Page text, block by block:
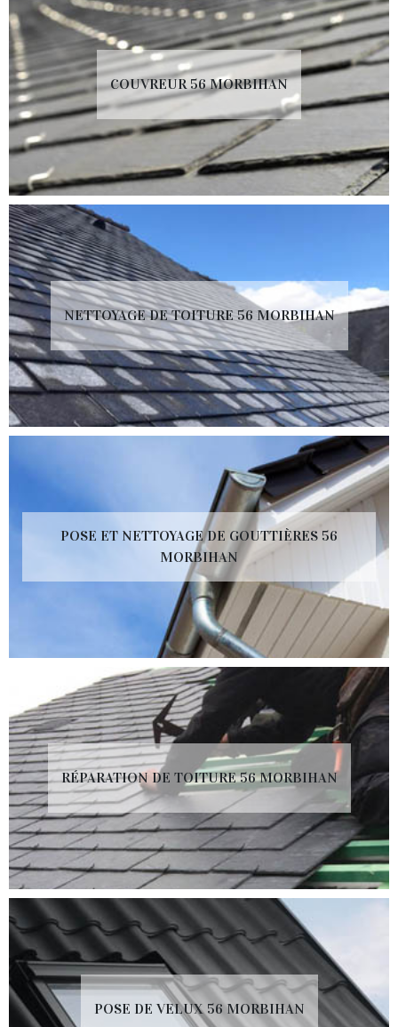
COUVREUR 56 MORBIHAN
NETTOYAGE DE TOITURE 56 MORBIHAN
POSE ET NETTOYAGE DE GOUTTIÈRES 56
MORBIHAN
RÉPARATION DE TOITURE 56 MORBIHAN
POSE DE VELUX 56 MORBIHAN